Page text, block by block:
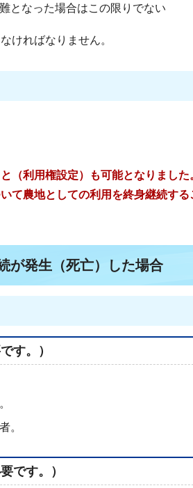
となった場合はこの限りでない
ければなりません。
（利用権設定）も可能となりました
て農地としての利用を終身継続する
が発生（死亡）した場合
す。）
。
です。）